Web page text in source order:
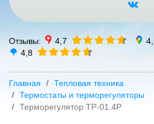
Отзывы: 4,7
4,8
Главная
Тепловая техника
Термостаты и терморегуляторы
Терморегулятор ТР-01.4Р